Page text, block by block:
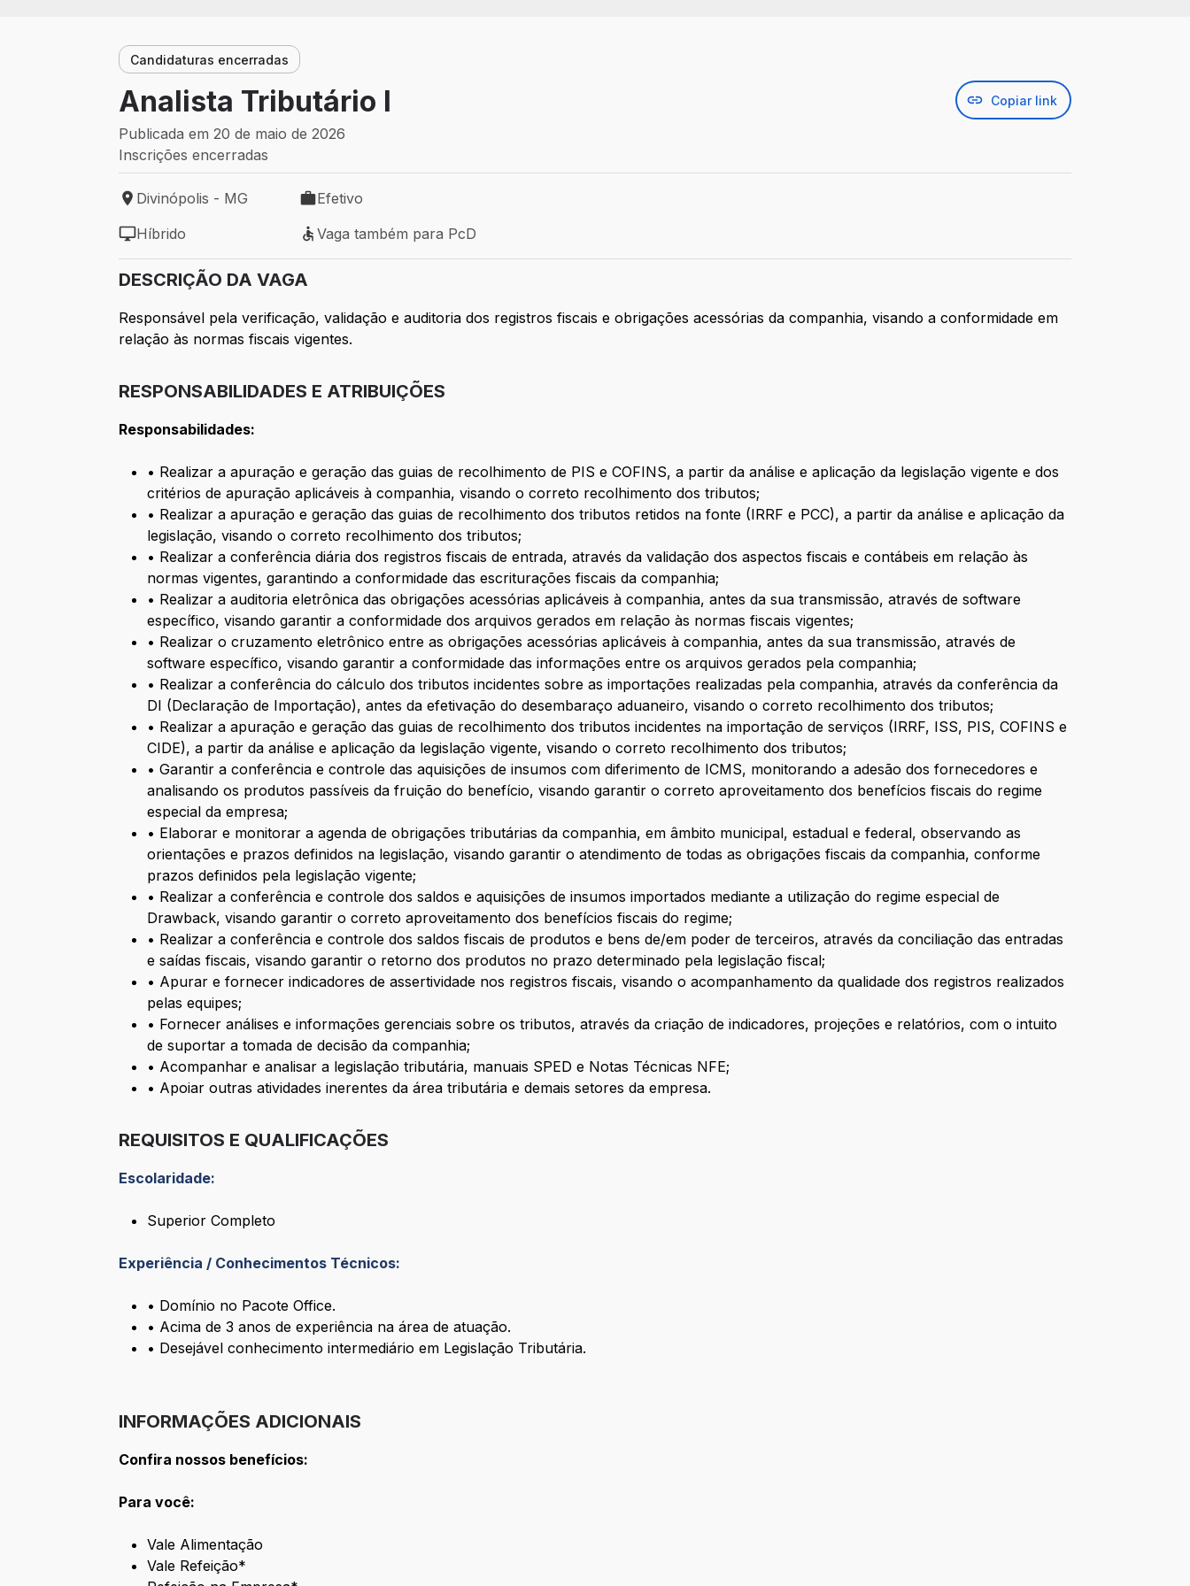
Candidaturas encerradas
Analista Tributário I Copiar link
Publicada em 20 de maio de 2026
Inscrições encerradas
Local de trabalho: Divinópolis - MG
Divinópolis - MG
Tipo de vaga: Efetivo
Efetivo
Modelo de trabalho: Híbrido
Híbrido
Vaga também para PcD
Vaga também para PcD
DESCRIÇÃO DA VAGA
Responsável pela verificação, validação e auditoria dos registros fiscais e obrigações acessórias da companhia, visando a conformidade em
relação às normas fiscais vigentes.
RESPONSABILIDADES E ATRIBUIÇÕES
Responsabilidades:
• Realizar a apuração e geração das guias de recolhimento de PIS e COFINS, a partir da análise e aplicação da legislação vigente e dos
critérios de apuração aplicáveis à companhia, visando o correto recolhimento dos tributos;
• Realizar a apuração e geração das guias de recolhimento dos tributos retidos na fonte (IRRF e PCC), a partir da análise e aplicação da
legislação, visando o correto recolhimento dos tributos;
• Realizar a conferência diária dos registros fiscais de entrada, através da validação dos aspectos fiscais e contábeis em relação às
normas vigentes, garantindo a conformidade das escriturações fiscais da companhia;
• Realizar a auditoria eletrônica das obrigações acessórias aplicáveis à companhia, antes da sua transmissão, através de software
específico, visando garantir a conformidade dos arquivos gerados em relação às normas fiscais vigentes;
• Realizar o cruzamento eletrônico entre as obrigações acessórias aplicáveis à companhia, antes da sua transmissão, através de
software específico, visando garantir a conformidade das informações entre os arquivos gerados pela companhia;
• Realizar a conferência do cálculo dos tributos incidentes sobre as importações realizadas pela companhia, através da conferência da
DI (Declaração de Importação), antes da efetivação do desembaraço aduaneiro, visando o correto recolhimento dos tributos;
• Realizar a apuração e geração das guias de recolhimento dos tributos incidentes na importação de serviços (IRRF, ISS, PIS, COFINS e
CIDE), a partir da análise e aplicação da legislação vigente, visando o correto recolhimento dos tributos;
• Garantir a conferência e controle das aquisições de insumos com diferimento de ICMS, monitorando a adesão dos fornecedores e
analisando os produtos passíveis da fruição do benefício, visando garantir o correto aproveitamento dos benefícios fiscais do regime
especial da empresa;
• Elaborar e monitorar a agenda de obrigações tributárias da companhia, em âmbito municipal, estadual e federal, observando as
orientações e prazos definidos na legislação, visando garantir o atendimento de todas as obrigações fiscais da companhia, conforme
prazos definidos pela legislação vigente;
• Realizar a conferência e controle dos saldos e aquisições de insumos importados mediante a utilização do regime especial de
Drawback, visando garantir o correto aproveitamento dos benefícios fiscais do regime;
• Realizar a conferência e controle dos saldos fiscais de produtos e bens de/em poder de terceiros, através da conciliação das entradas
e saídas fiscais, visando garantir o retorno dos produtos no prazo determinado pela legislação fiscal;
• Apurar e fornecer indicadores de assertividade nos registros fiscais, visando o acompanhamento da qualidade dos registros realizados
pelas equipes;
• Fornecer análises e informações gerenciais sobre os tributos, através da criação de indicadores, projeções e relatórios, com o intuito
de suportar a tomada de decisão da companhia;
• Acompanhar e analisar a legislação tributária, manuais SPED e Notas Técnicas NFE;
• Apoiar outras atividades inerentes da área tributária e demais setores da empresa.
REQUISITOS E QUALIFICAÇÕES
Escolaridade:
Superior Completo
Experiência / Conhecimentos Técnicos:
• Domínio no Pacote Office.
• Acima de 3 anos de experiência na área de atuação.
• Desejável conhecimento intermediário em Legislação Tributária.
INFORMAÇÕES ADICIONAIS
Confira nossos benefícios:
Para você:
Vale Alimentação
Vale Refeição*